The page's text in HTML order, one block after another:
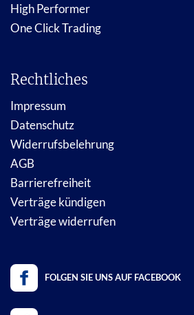
High Performer
One Click Trading
Rechtliches
Impressum
Datenschutz
Widerrufsbelehrung
AGB
Barrierefreiheit
Verträge kündigen
Verträge widerrufen
FOLGEN SIE UNS AUF FACEBOOK